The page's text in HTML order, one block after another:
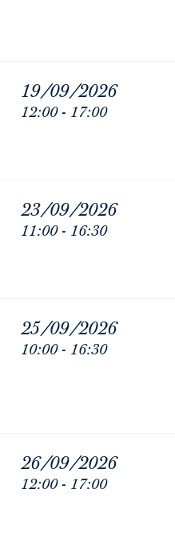
19/09/2026
12:00 - 17:00
23/09/2026
11:00 - 16:30
25/09/2026
10:00 - 16:30
26/09/2026
12:00 - 17:00